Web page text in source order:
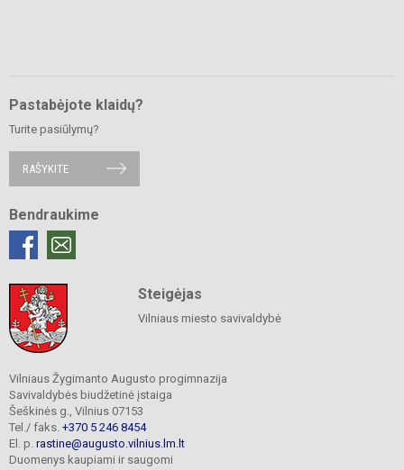
Pastabėjote klaidų?
Turite pasiūlymų?
RAŠYKITE
Bendraukime
Steigėjas
Vilniaus miesto savivaldybė
Vilniaus Žygimanto Augusto progimnazija
Savivaldybės biudžetinė įstaiga
Šeškinės g., Vilnius 07153
Tel./ faks. +370 5 246 8454
El. p. rastine@augusto.vilnius.lm.lt
Duomenys kaupiami ir saugomi